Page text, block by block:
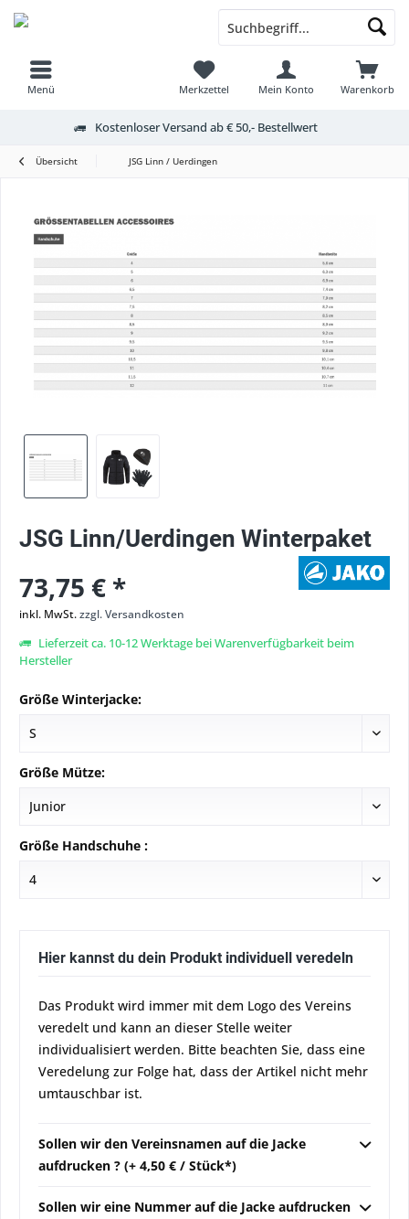
Menü Warenkorb
Merkzettel Mein Konto
Kostenloser Versand ab € 50,- Bestellwert
Übersicht JSG Linn / Uerdingen
JSG Linn/Uerdingen Winterpaket
73,75 € *
inkl. MwSt.zzgl. Versandkosten
Lieferzeit ca. 10-12 Werktage bei Warenverfügbarkeit beim
Hersteller
Größe Winterjacke:
Größe Mütze:
Größe Handschuhe :
Hier kannst du dein Produkt individuell veredeln
Das Produkt wird immer mit dem Logo des Vereins
veredelt und kann an dieser Stelle weiter
individualisiert werden. Bitte beachten Sie, dass eine
Veredelung zur Folge hat, dass der Artikel nicht mehr
umtauschbar ist.
Sollen wir den Vereinsnamen auf die Jacke
aufdrucken ? (+ 4,50 € / Stück*)
Sollen wir eine Nummer auf die Jacke aufdrucken